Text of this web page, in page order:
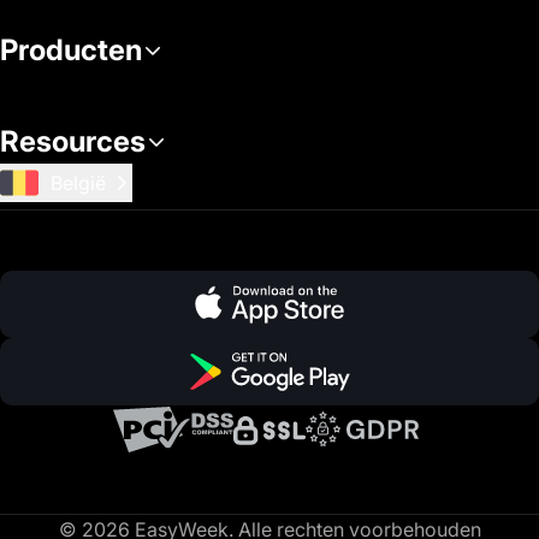
Producten
Resources
© 2026 EasyWeek. Alle rechten voorbehouden